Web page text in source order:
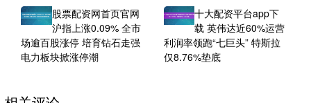
股票配资网首页官网
沪指上涨0.09% 全市
场逾百股涨停 培育钻石走强
电力板块掀涨停潮
十大配资平台app下
载 英伟达近60%运营
利润率领跑“七巨头” 特斯拉
仅8.76%垫底